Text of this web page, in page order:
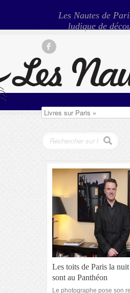
Les Nautes de
ludique de
Les toits de Paris la
sont au Panthéon
Le photographe pose son